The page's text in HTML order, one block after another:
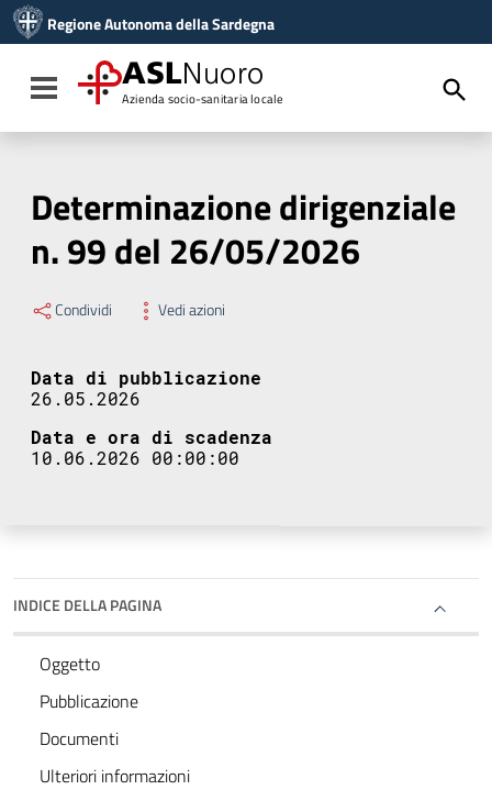
Vai al menu di navigazione
Vai al footer
Regione Autonoma della Sardegna
Toggle navigation
ASLNuoro
Azienda socio-sanitaria locale
Determinazione dirigenziale
n. 99 del 26/05/2026
Condividi Vedi azioni
Data di pubblicazione
26.05.2026
Data e ora di scadenza
10.06.2026 00:00:00
INDICE DELLA PAGINA
Oggetto
Pubblicazione
Documenti
Ulteriori informazioni